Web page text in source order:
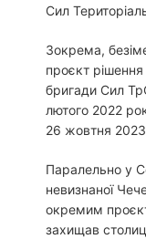
Сил
Зокрема,
проєкт
бригади Сил
лютого 2022
26 жовтня 2023
Паралельно у
невизнаної
окремим
захищав